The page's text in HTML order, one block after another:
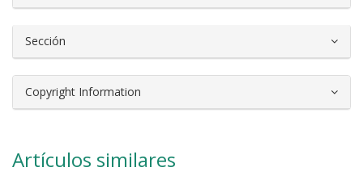
Sección
Copyright Information
Artículos similares